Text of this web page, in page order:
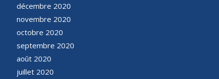
décembre 2020
novembre 2020
octobre 2020
septembre 2020
août 2020
juillet 2020